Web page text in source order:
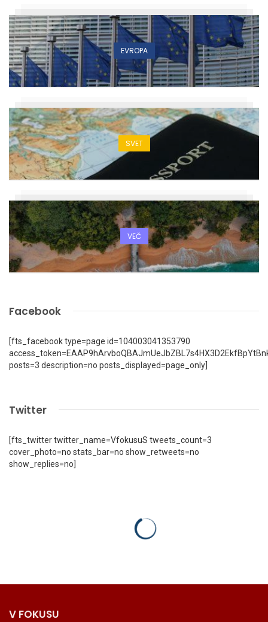
EVROPA
SVET
VEČ
Facebook
[fts_facebook type=page id=104003041353790
posts=3 description=no posts_displayed=page_only]
Twitter
[fts_twitter twitter_name=VfokusuS tweets_count=3
cover_photo=no stats_bar=no show_retweets=no
show_replies=no]
V FOKUSU